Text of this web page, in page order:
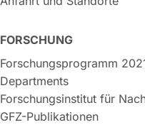
FORSCHUNG
Forschungsprogramm
Departments
Forschungsinstitut für
GFZ-Publikationen